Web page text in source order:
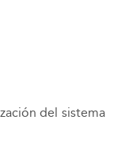
del sistema